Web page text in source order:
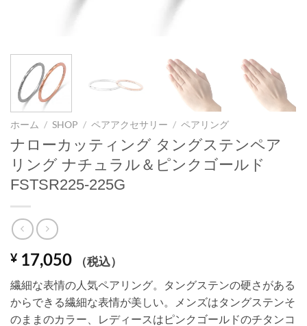
ホーム / SHOP / ペアアクセサリー / ペアリング
ナローカッティング タングステンペア
リング ナチュラル＆ピンクゴールド
FSTSR225-225G
¥ 17,050 （税込）
繊細な表情の人気ペアリング。タングステンの硬さがある
からできる繊細な表情が美しい。メンズはタングステンそ
のままのカラー、レディースはピンクゴールドのチタンコ